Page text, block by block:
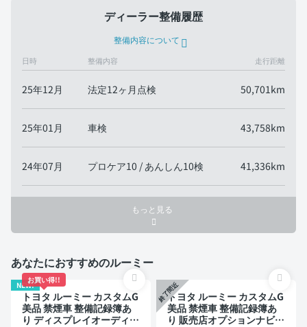
ディーラー整備履歴
整備内容について
日時 整備内容 走行距離
25年12月 法定12ヶ月点検 50,701km
25年01月 車検 43,758km
24年07月 プロケア10 / あんしん10検 41,336km
もっと見る
あなたにおすすめのルーミー
NEW!
お買い得!!
トヨタ ルーミー カスタムG
美品 禁煙車 整備記録簿あ
り ディスプレイオーディオ
終了間近
トヨタ ルーミー カスタムG
美品 禁煙車 整備記録簿あ
り 販売店オプションナビ